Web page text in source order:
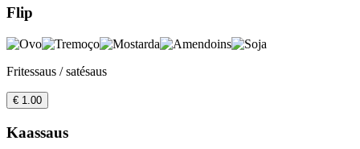
Flip
Fritessaus / satésaus
€ 1.00
Kaassaus